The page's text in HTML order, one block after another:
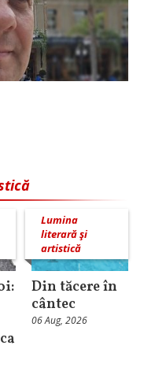
Lumina
literară şi
artistică
Din tăcere în
cântec
06 Aug, 2026